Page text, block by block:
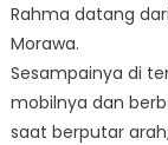
Rahma datang
Morawa.
Sesampainya di
mobilnya dan
saat berputar